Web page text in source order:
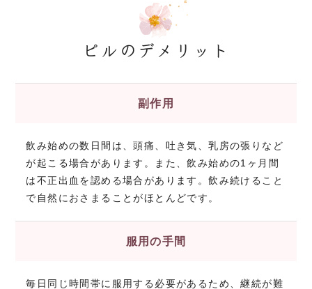
ピルのデメリット
副作用
飲み始めの数日間は、頭痛、吐き気、乳房の張りなど
が起こる場合があります。また、飲み始めの1ヶ月間
は不正出血を認める場合があります。飲み続けること
で自然におさまることがほとんどです。
服用の手間
毎日同じ時間帯に服用する必要があるため、継続が難